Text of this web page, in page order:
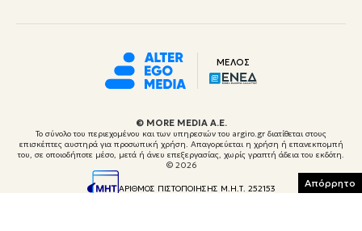
ΜΕΛΟΣ
© ΜORE MEDIA Α.Ε.
Το σύνολο του περιεχομένου και των υπηρεσιών του argiro.gr διατίθεται στους
επισκέπτες αυστηρά για προσωπική χρήση. Απαγορεύεται η χρήση ή επανεκπομπή
του, σε οποιοδήποτε μέσο, μετά ή άνευ επεξεργασίας, χωρίς γραπτή άδεια του εκδότη.
© 2026
ΑΡΙΘΜΟΣ ΠΙΣΤΟΠΟΙΗΣΗΣ Μ.Η.Τ. 252153 Απόρρητο